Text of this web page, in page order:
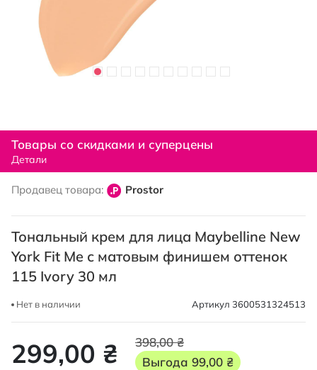
к
началу
галереи
Товары со скидками и суперцены
Детали
Продавец товара: Prostor
Тональный крем для лица Maybelline New
York Fit Me с матовым финишем оттенок
115 Ivory 30 мл
Нет в наличии Артикул 3600531324513
299,00 ₴
398,00 ₴
Выгода 99,00 ₴